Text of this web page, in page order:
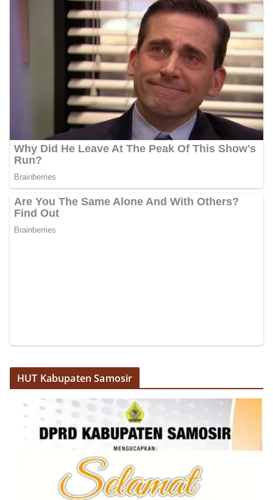
personel Kepolisian dengan masyarakat. Melalui
kegiatan semacam ini, Bhabinkamtibmas tidak
hanya berperan sebagai penyampai informasi
dan imbauan, tetapi juga sebagai mitra
masyarakat dalam menjaga keamanan lingkungan
secara bersama-sama.‎‎Kehadiran
Bhabinkamtibmas di tengah-tengah warga
diharapkan dapat semakin mempererat
hubungan kemitraan antara Polri dan
masyarakat, sekaligus membangun kesadaran
kolektif warga akan pentingnya menjaga
keamanan, ketertiban, dan kekompakan
lingkungan, khususnya dalam menyambut
Republik Indonesia.‎Kegiatan sambang ini
rencananya akan terus dilaksanakan secara rutin
oleh Bhabinkamtibmas di wilayah Kelurahan
Sunggal sebagai bagian dari upaya menciptakan
situasi Kamtibmas yang aman dan kondusif,
Sunggal, Aiptu Muliyadi Suraukur, melaksanakan
kepada warga di wilayah Kelurahan Sunggal,
Kecamatan Medan Sunggal, pada Rabu
(05/08/2026).‎‎Kegiatan tersebut berlangsung sejak
pukul 09.00 WIB hingga selesai, menyasar rumah-
rumah warga di beberapa lingkungan yang ada di
kelurahan tersebut.‎Sambang Langsung ke Rumah
Warga‎Dalam kegiatan ini, Aiptu Muliyadi
Suraukur mendatangi warga secara langsung dari
rumah ke rumah untuk menjalin silaturahmi
sekaligus menyampaikan pesan-pesan
kamtibmas. Kehadiran petugas disambut baik
HUT Kabupaten Samosir